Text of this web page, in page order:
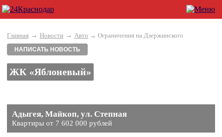
Главная → Новости → Авто → Ограничения на Дзержинского
НАПИСАТЬ НОВОСТЬ
ЖК «Яблоневый»
Адыгея, Майкоп, ул. Степная
Квартиры от 7 602 000 рублей